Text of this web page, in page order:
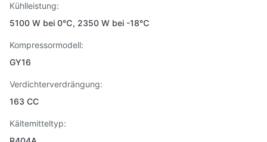
Kühlleistung:
5100 W bei 0℃, 2350 W bei -18℃
Kompressormodell:
GY16
Verdichterverdrängung:
163 CC
Kältemitteltyp: